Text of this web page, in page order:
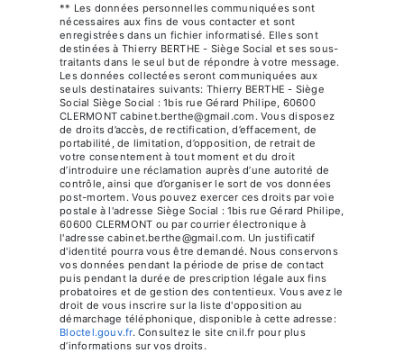
** Les données personnelles communiquées sont
nécessaires aux fins de vous contacter et sont
enregistrées dans un fichier informatisé. Elles sont
destinées à Thierry BERTHE - Siège Social et ses sous-
traitants dans le seul but de répondre à votre message.
Les données collectées seront communiquées aux
seuls destinataires suivants: Thierry BERTHE - Siège
Social Siège Social : 1bis rue Gérard Philipe, 60600
CLERMONT cabinet.berthe@gmail.com. Vous disposez
de droits d’accès, de rectification, d’effacement, de
portabilité, de limitation, d’opposition, de retrait de
votre consentement à tout moment et du droit
d’introduire une réclamation auprès d’une autorité de
contrôle, ainsi que d’organiser le sort de vos données
post-mortem. Vous pouvez exercer ces droits par voie
postale à l'adresse Siège Social : 1bis rue Gérard Philipe,
60600 CLERMONT ou par courrier électronique à
l'adresse cabinet.berthe@gmail.com. Un justificatif
d'identité pourra vous être demandé. Nous conservons
vos données pendant la période de prise de contact
puis pendant la durée de prescription légale aux fins
probatoires et de gestion des contentieux. Vous avez le
droit de vous inscrire sur la liste d'opposition au
démarchage téléphonique, disponible à cette adresse:
Bloctel.gouv.fr. Consultez le site cnil.fr pour plus
d’informations sur vos droits.